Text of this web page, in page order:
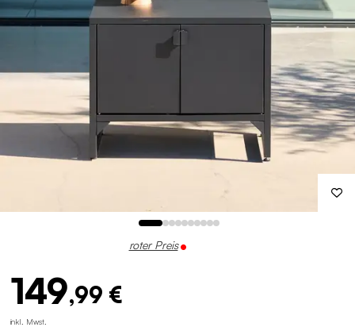
roter Preis
149,99 €
inkl. Mwst.